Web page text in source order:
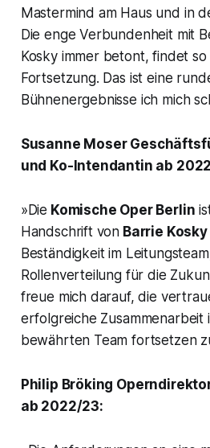
Mastermind am Haus und in
Die enge Verbundenheit mit
Kosky immer betont, findet
Fortsetzung. Das ist eine
Bühnenergebnisse ich mich
Susanne Moser
und Ko-Intendantin ab
»Die Komische Oper Berlin
Handschrift von Barrie Kosky
Beständigkeit im
Rollenverteilung für die
freue mich darauf, die
erfolgreiche Zusammenarbeit
bewährten Team fortsetzen
Philip Bröking
ab 2022/23: